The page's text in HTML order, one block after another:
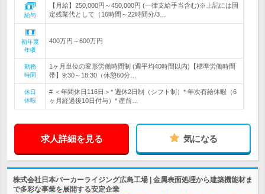
給与
【月給】250,000円～450,000円 (一律支給手当含む)※上記には固
定残業代として（16時間～22時間分/3…
初年度
年収
400万円～600万円
勤務
時間
1ヶ月単位の変形労働時間制 (週平均40時間以内)【標準労働時間
帯】9:30～18:30（休憩60分…
休日
休暇
# ＜年間休日116日＞* 週休2日制（シフト制）* 年次有給休暇（6
ヶ月経過後10日付与）* 産前…
求人詳細を見る 気になる
株式会社日本パーカーライジング広島工場 | 金属表面処理から建築機能材ま
で多彩な事業を展開する安定企業